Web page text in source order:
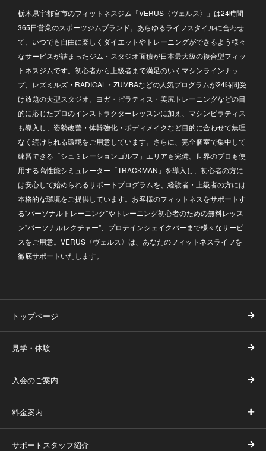
栃木県宇都宮市のフィットネスジム「VERUS〈ヴェルス〉」は24時間
365日営業のスポーツジムブランド。あらゆるライフスタイルに合わせ
て、いつでも自由に楽しくダイエットやトレーニングができるよう様々
なサービスが詰まったジム・スタジオ面積が日本最大級の複合型フィッ
トネスジムです。初心者から上級者まで満足のいくマシンラインナッ
プ、レズミルズ・RADICAL・ZUMBAなどの人気プログラムが24時間受
け放題の大型スタジオ。ヨガ・ピラティス・美尻トレーニングなどの目
的に応じたプロのインストラクターレッスンに加え、マシンピラティス
も導入し、姿勢改善・体幹強化・ボディメイクなど目的に合わせて無理
なく続けられる環境をご用意しています。さらに、完全個室で集中して
練習できる「シュミレーションゴルフ」エリアも完備。世界のプロも使
用する高性能シミュレーター「TRACKMAN」を導入し、初心者の方に
は安心して始められるサポートプログラムを、経験者・上級者の方には
本格的な環境をご提供しています。お客様のフィットネスをサポートす
る"パーソナルトレーニング"やトレーニング初心者のための無料レッス
ン"パーソナルレクチャー"、プロテインシェイクバーまで様々なサービ
スをご用意。VERUS〈ヴェルス〉は、あなたのフィットネスライフを
徹底サポートいたします。
トップページ
見学・体験
入会のご案内
料金案内
サポートスタッフ紹介